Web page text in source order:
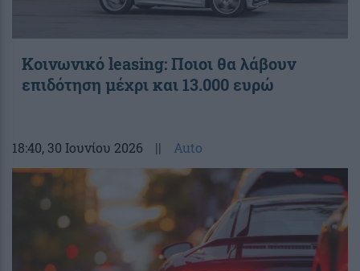
Κοινωνικό leasing: Ποιοι θα λάβουν
επιδότηση μέχρι και 13.000 ευρώ
18:40, 30 Ιουνίου 2026 || Auto